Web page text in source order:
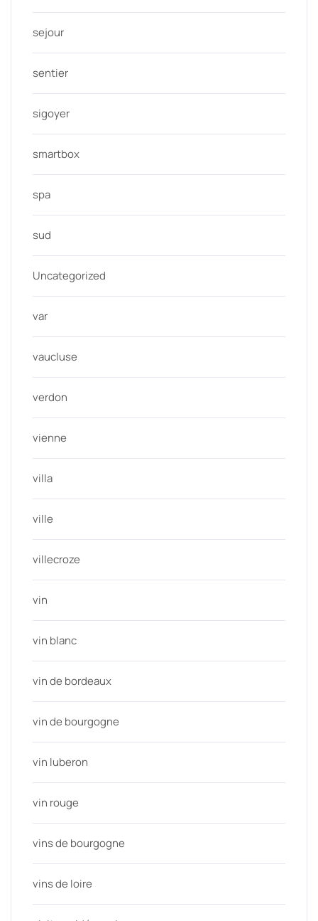
sejour
sentier
sigoyer
smartbox
spa
sud
Uncategorized
var
vaucluse
verdon
vienne
villa
ville
villecroze
vin
vin blanc
vin de bordeaux
vin de bourgogne
vin luberon
vin rouge
vins de bourgogne
vins de loire